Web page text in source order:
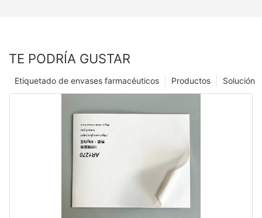
TE PODRÍA GUSTAR
Solución
Productos
Etiquetado de envases farmacéuticos